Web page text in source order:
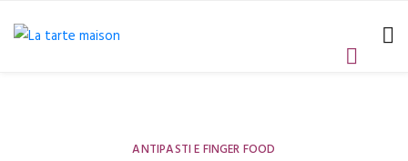
ANTIPASTI E FINGER FOOD